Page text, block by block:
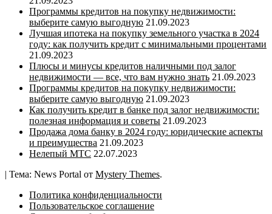
Программы кредитов на покупку недвижимости:
выберите самую выгодную 21.09.2023
Лучшая ипотека на покупку земельного участка в 2024
году: как получить кредит с минимальными процентами
21.09.2023
Плюсы и минусы кредитов наличными под залог
недвижимости — все, что вам нужно знать 21.09.2023
Программы кредитов на покупку недвижимости:
выберите самую выгодную 21.09.2023
Как получить кредит в банке под залог недвижимости:
полезная информация и советы 21.09.2023
Продажа дома банку в 2024 году: юридические аспекты
и преимущества 21.09.2023
Нелепый МТС 22.07.2023
| Тема: News Portal от Mystery Themes.
Политика конфиденциальности
Пользовательское соглашение